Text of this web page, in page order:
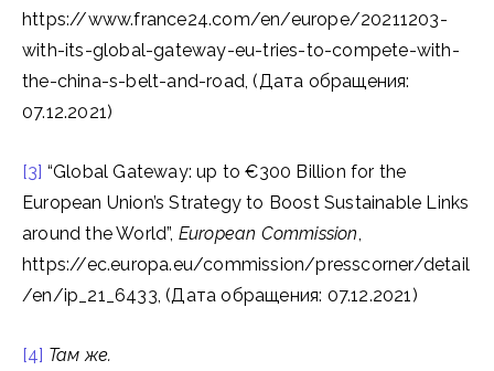
https://www.france24.com/en/europe/20211203-
with-its-global-gateway-eu-tries-to-compete-with-
the-china-s-belt-and-road, (Дата обращения:
07.12.2021)
[3] “Global Gateway: up to €300 Billion for the
European Union’s Strategy to Boost Sustainable Links
around the World”, European Commission,
https://ec.europa.eu/commission/presscorner/detail
/en/ip_21_6433, (Дата обращения: 07.12.2021)
[4] Там же.